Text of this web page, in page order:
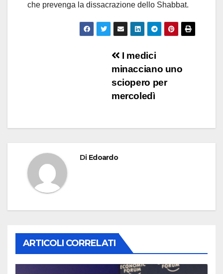
che prevenga la dissacrazione dello Shabbat.
Navigazione I medici
minacciano uno
sciopero per
mercoledì
Di Edoardo
ARTICOLI CORRELATI